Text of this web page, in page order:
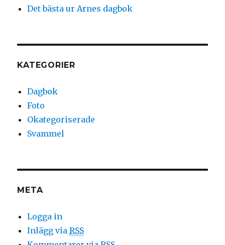
Det bästa ur Arnes dagbok
KATEGORIER
Dagbok
Foto
Okategoriserade
Svammel
META
Logga in
Inlägg viaRSS